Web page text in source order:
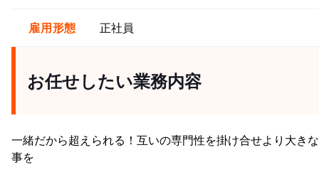
雇用形態 正社員
お任せしたい業務内容
一緒だから超えられる！互いの専門性を掛け合せより大き
事を